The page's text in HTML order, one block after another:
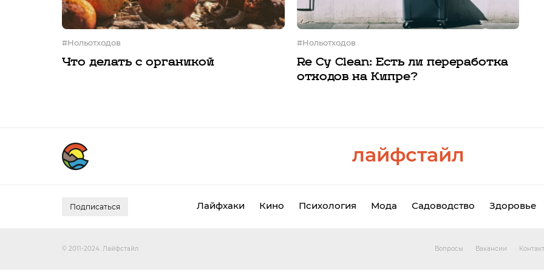
#нольотходов
Что делать с органикой
#нольотходов
Re Cy Clean: Есть ли переработка
отходов на Кипре?
лайфстайл
Подписаться Лайфхаки Кино Психология Мода Садоводство Здоровье
Вопросы Вакансии
© 2011-2024. Лайфстайл